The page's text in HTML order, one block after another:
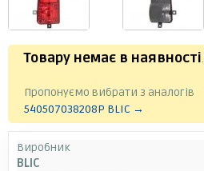
Товару немає в наявності.
Пропонуємо вибрати з аналогів
540507038208P BLIC →
Виробник
BLIC